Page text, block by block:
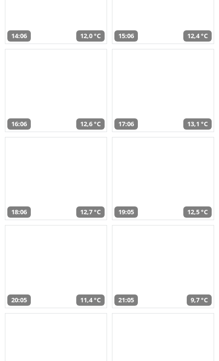
14:06 12,0 °C 15:06 12,4 °C
16:06 12,6 °C 17:06 13,1 °C
18:06 12,7 °C 19:05 12,5 °C
20:05 11,4 °C 21:05 9,7 °C